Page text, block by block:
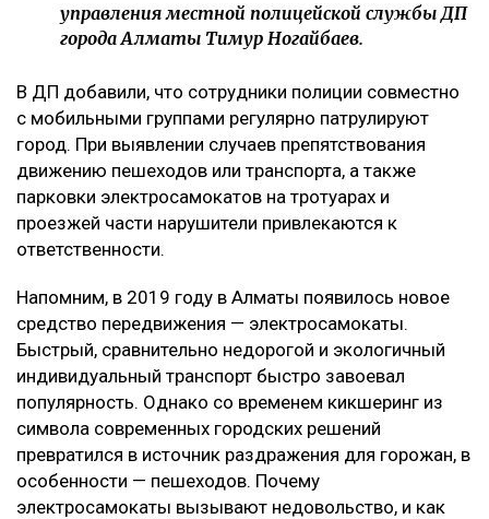
управления местной полицейской службы ДП
города Алматы Тимур Ногайбаев.
В ДП добавили, что сотрудники полиции совместно
с мобильными группами регулярно патрулируют
город. При выявлении случаев препятствования
движению пешеходов или транспорта, а также
парковки электросамокатов на тротуарах и
проезжей части нарушители привлекаются к
ответственности.
Напомним, в 2019 году в Алматы появилось новое
средство передвижения — электросамокаты.
Быстрый, сравнительно недорогой и экологичный
индивидуальный транспорт быстро завоевал
популярность. Однако со временем кикшеринг из
символа современных городских решений
превратился в источник раздражения для горожан, в
особенности — пешеходов. Почему
электросамокаты вызывают недовольство, и как